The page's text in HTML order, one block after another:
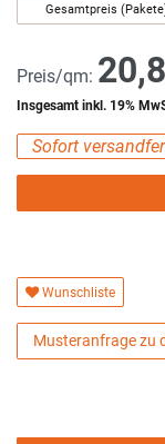
Gesamtpreis
Preis/qm:
Insgesamt inkl. 19%
Sofort
Wunschliste
Musteranfrage zu